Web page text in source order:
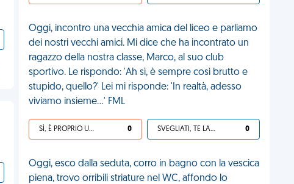
Oggi, incontro una vecchia amica del liceo e parliamo
dei nostri vecchi amici. Mi dice che ha incontrato un
ragazzo della nostra classe, Marco, al suo club
sportivo. Le rispondo: 'Ah sì, è sempre così brutto e
stupido, quello?' Lei mi risponde: 'In realtà, adesso
viviamo insieme...' FML
SÌ, È PROPRIO UNA VDM! 0 SVEGLIATI, TE LA SEI CERCATA! 0
Oggi, esco dalla seduta, corro in bagno con la vescica
piena, trovo orribili striature nel WC, affondo lo